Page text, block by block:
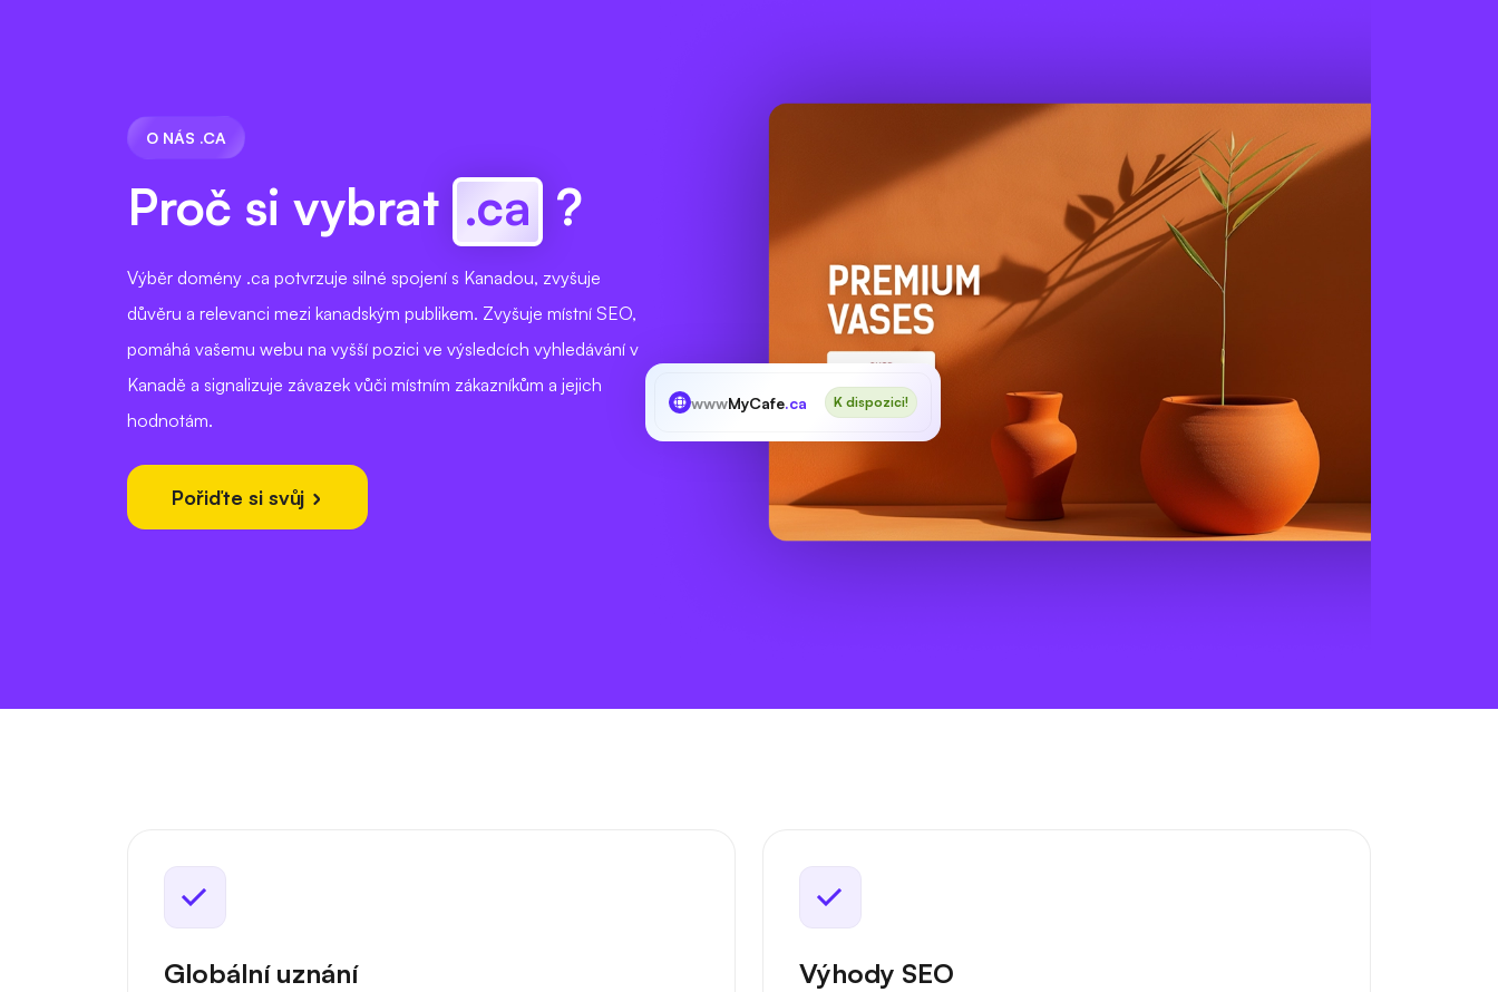
O NÁS .CA
Proč si vybrat .ca ?
Výběr domény .ca potvrzuje silné spojení s Kanadou, zvyšuje
důvěru a relevanci mezi kanadským publikem. Zvyšuje místní SEO,
pomáhá vašemu webu na vyšší pozici ve výsledcích vyhledávání v
Kanadě a signalizuje závazek vůči místním zákazníkům a jejich
hodnotám.
Pořiďte si svůj
wwwMyCafe.ca K dispozici!
Globální uznání Výhody SEO